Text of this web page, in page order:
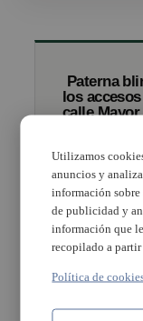
Paterna
los
calle
kilos con
de la
Utilizamos
anuncios y
información sobre
de publicidad y
información que
recopilado a partir
Política de